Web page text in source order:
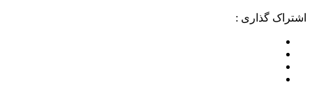
اشتراک گذاری :